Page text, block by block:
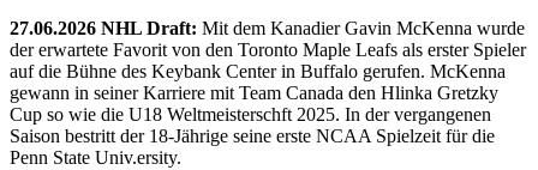
27.06.2026 NHL Draft: Mit dem Kanadier Gavin McKenna wurde
der erwartete Favorit von den Toronto Maple Leafs als erster Spieler
auf die Bühne des Keybank Center in Buffalo gerufen. McKenna
gewann in seiner Karriere mit Team Canada den Hlinka Gretzky
Cup so wie die U18 Weltmeisterschft 2025. In der vergangenen
Saison bestritt der 18-Jährige seine erste NCAA Spielzeit für die
Penn State Univ.ersity.